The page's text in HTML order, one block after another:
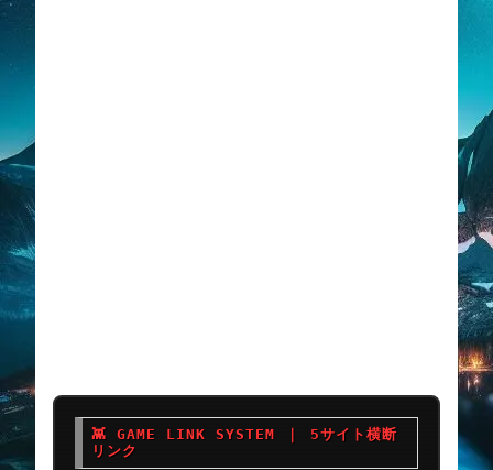
👾 GAME LINK SYSTEM ｜ 5サイト横断
リンク